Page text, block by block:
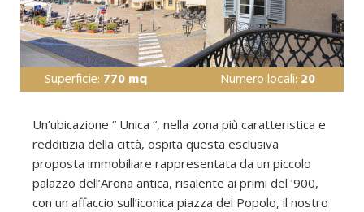
Superficie: 770 mq Numero locali: 20
Un’ubicazione “ Unica “, nella zona più caratteristica e
redditizia della città, ospita questa esclusiva
proposta immobiliare rappresentata da un piccolo
palazzo dell’Arona antica, risalente ai primi del ‘900,
con un affaccio sull’iconica piazza del Popolo, il nostro